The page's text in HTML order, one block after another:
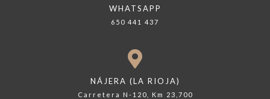
WHATSAPP
650 441 437
NÁJERA (LA RIOJA)
Carretera N-120, Km 23,700